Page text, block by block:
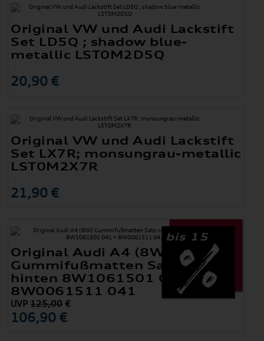
Original VW und Audi Lackstift
Set LD5Q ; shadow blue-
metallic LST0M2D5Q
20,90 €
Original VW und Audi Lackstift
Set LX7R; monsungrau-metallic
LST0M2X7R
21,90 €
bis 15
Original Audi A4 (8W)
Gummifußmatten Satz vorne +
hinten 8W1061501 041 +
8W0061511 041
UVP125,00 €
106,90 €